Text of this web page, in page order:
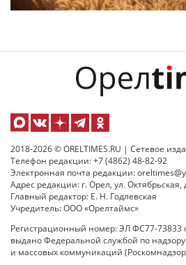
2018-2026 © ORELTIMES.RU | Сетевое
Телефон редакции: +7 (4862) 48-82-92
Электронная почта редакции:
Адрес редакции: г. Орел, ул. Октябрьская,
Главный редактор: Е. Н. Годлевская
Учредитель: ООО «Орелтаймс»
Регистрационный номер: ЭЛ ФС77-73833
выдано Федеральной службой по
и массовых коммуникаций